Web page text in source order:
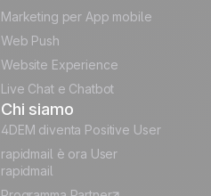
Marketing per App mobile
Web Push
Website Experience
Live Chat e Chatbot
Chi siamo
4DEM diventa Positive User
rapidmail è ora User
rapidmail